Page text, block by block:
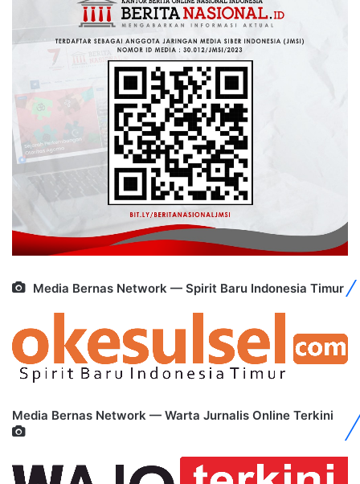
Media Bernas Network — Spirit Baru Indonesia Timur
Media Bernas Network — Warta Jurnalis Online Terkini